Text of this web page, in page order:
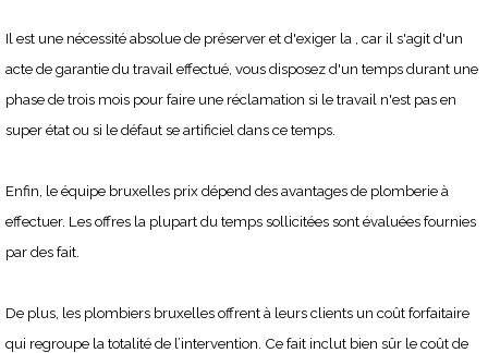
Il est une nécessité absolue de préserver et d'exiger la , car il s'agit d'un
acte de garantie du travail effectué, vous disposez d'un temps durant une
phase de trois mois pour faire une réclamation si le travail n'est pas en
super état ou si le défaut se artificiel dans ce temps.
Enfin, le équipe bruxelles prix dépend des avantages de plomberie à
effectuer. Les offres la plupart du temps sollicitées sont évaluées fournies
par des fait.
De plus, les plombiers bruxelles offrent à leurs clients un coût forfaitaire
qui regroupe la totalité de l’intervention. Ce fait inclut bien sûr le coût de